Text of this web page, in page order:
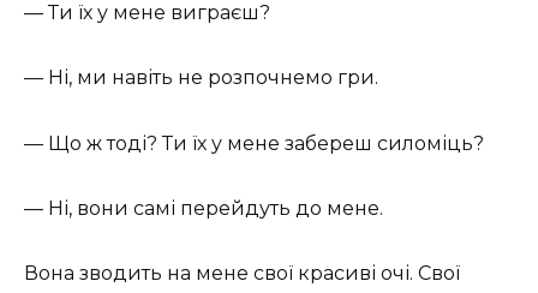
— Ти їх у мене виграєш?
— Ні, ми навіть не розпочнемо гри.
— Що ж тоді? Ти їх у мене забереш силоміць?
— Ні, вони самі перейдуть до мене.
Вона зводить на мене свої красиві очі. Свої